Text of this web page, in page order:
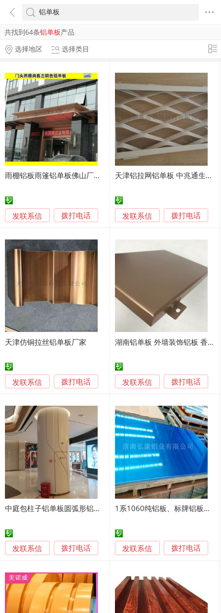
共找到64条铝单板产品
选择地区
选择类目
雨棚铝板雨篷铝单板佛山厂家制作按规格定做
发联系信 拨打电话
天津铝拉网铝单板 中兆通生产安装供应商
发联系信 拨打电话
天津仿铜拉丝铝单板厂家
发联系信 拨打电话
湖南铝单板 外墙装饰铝板 香槟金铝单板
发联系信 拨打电话
中庭包柱子铝单板圆弧形铝单板定制粤艺佰铝板厂家
发联系信 拨打电话
1系1060纯铝板、标牌铝板、幕墙铝板、铝单板
发联系信 拨打电话